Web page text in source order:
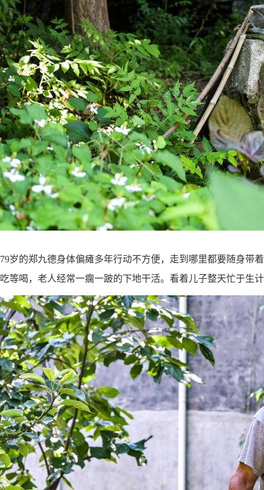
79岁的郑九德身体偏瘫多年行动不方便，走到哪里都要随身带
吃等喝，老人经常一瘸一跛的下地干活。 看着儿子整天忙于生